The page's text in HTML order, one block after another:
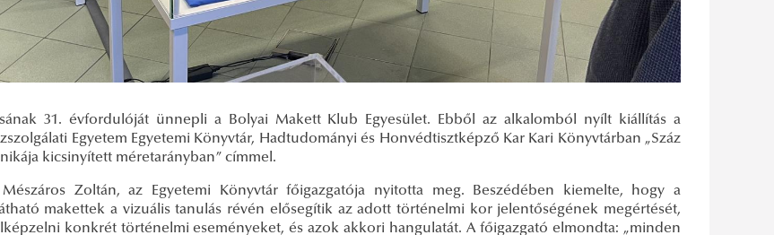
31. évfordulóját ünnepli a Bolyai Makett Klub Egyesület. Ebből az alkalomból nyílt kiállítás a
Egyetem Egyetemi Könyvtár, Hadtudományi és Honvédtisztképző Kar Kari Könyvtárban „Száz
kicsinyített méretarányban” címmel.
Zoltán, az Egyetemi Könyvtár főigazgatója nyitotta meg. Beszédében kiemelte, hogy a
makettek a vizuális tanulás révén elősegítik az adott történelmi kor jelentőségének megértését,
konkrét történelmi eseményeket, és azok akkori hangulatát. A főigazgató elmondta: „minden